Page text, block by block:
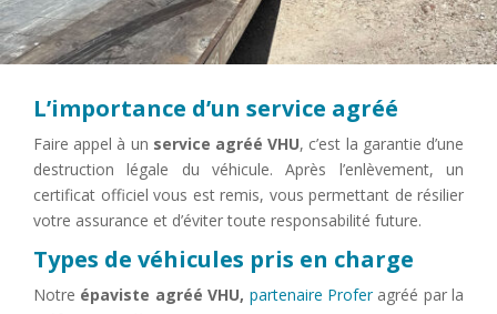
L’importance d’un service agréé
Faire appel à un service agréé VHU, c’est la garantie d’une
destruction légale du véhicule. Après l’enlèvement, un
certificat officiel vous est remis, vous permettant de résilier
votre assurance et d’éviter toute responsabilité future.
Types de véhicules pris en charge
Notre épaviste agréé VHU, partenaire Proferagréé par la